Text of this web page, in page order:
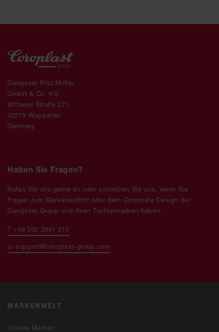
MARKENWELT
Unsere Marken
Coroplast Fritz Müller
GmbH & Co. KG
Wittener Straße 271
42279 Wuppertal
Germany
Haben Sie Fragen?
Rufen Sie uns gerne an oder schreiben Sie uns, wenn Sie
Fragen zum Markenauftritt oder dem Corporate Design der
Coroplast Group und ihren Tochtermarken haben.
T +49 202 2681 215
ci-support@coroplast-group.com